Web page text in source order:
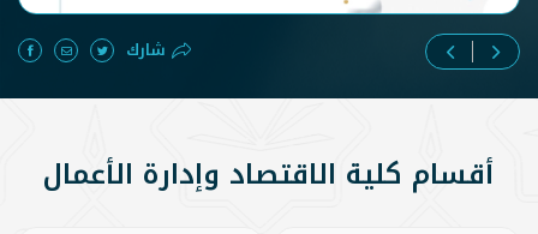
شارك
أقسام كلية الاقتصاد وإدارة الأعمال